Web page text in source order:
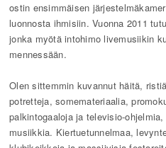
ostin ensimmäisen
luonnosta ihmisiin. Vuonna 2011
jonka myötä intohimo livemusiikin
mennessään.
Olen sittemmin kuvannut häitä,
potretteja, somemateriaalia,
palkintogaaloja ja televisio-
musiikkia. Kiertuetunnelmaa,